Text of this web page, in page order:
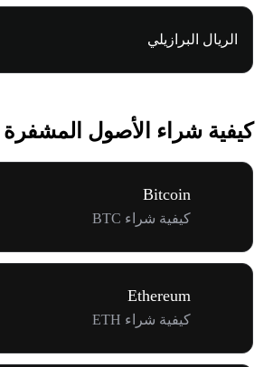
الريال البرازيلي
كيفية شراء الأصول المشفرة
Bitcoin
كيفية شراء BTC
Ethereum
كيفية شراء ETH